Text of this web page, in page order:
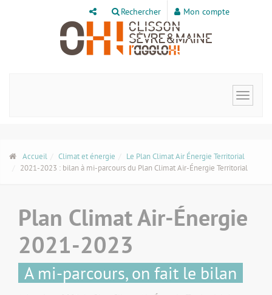
Rechercher Mon compte
Toggle
Accueil Climat et énergie
Le Plan Climat Air Énergie Territorial
2021-2023 : bilan à mi-parcours du Plan Climat Air-Énergie Territorial
Plan Climat Air-Énergie
2021-2023
A mi-parcours, on fait le bilan
Panneau de gestion des cookies